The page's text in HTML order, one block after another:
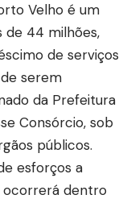
Velho é um
44 milhões,
de serviços
serem
da Prefeitura
Consórcio, sob
públicos.
esforços a
dentro